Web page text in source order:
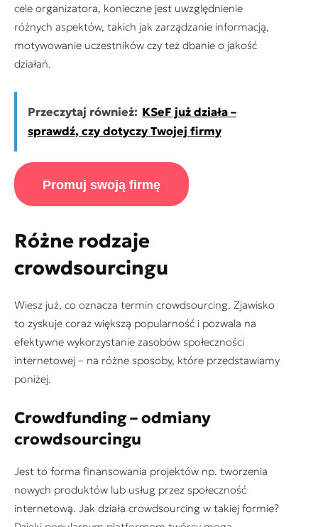
cele organizatora, konieczne jest uwzględnienie
różnych aspektów, takich jak zarządzanie informacją,
motywowanie uczestników czy też dbanie o jakość
działań.
Przeczytaj również: KSeF już działa –
sprawdź, czy dotyczy Twojej firmy
Promuj swoją firmę
Różne rodzaje
crowdsourcingu
Wiesz już, co oznacza termin crowdsourcing. Zjawisko
to zyskuje coraz większą popularność i pozwala na
efektywne wykorzystanie zasobów społeczności
internetowej – na różne sposoby, które przedstawiamy
poniżej.
Crowdfunding – odmiany
crowdsourcingu
Jest to forma finansowania projektów np. tworzenia
nowych produktów lub usług przez społeczność
internetową. Jak działa crowdsourcing w takiej formie?